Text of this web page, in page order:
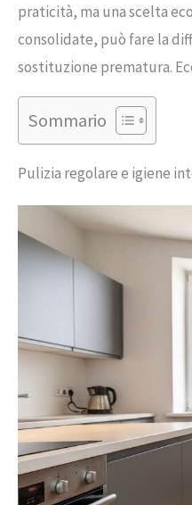
praticità, ma una scelta
consolidate, può fare la
sostituzione prematura.
Sommario
Pulizia regolare e igiene